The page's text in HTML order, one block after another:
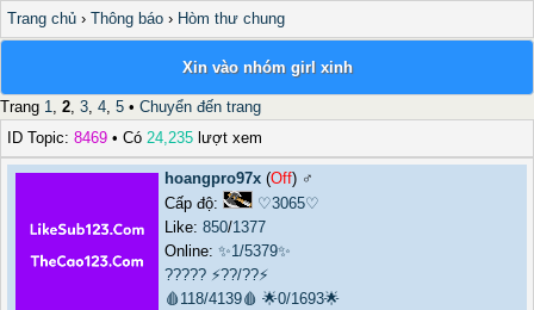
Trang chủ › Thông báo › Hòm thư chung
Xin vào nhóm girl xinh
Trang 1, 2, 3, 4, 5 • Chuyển đến trang
ID Topic: 8469 • Có 24,235 lượt xem
hoangpro97x (Off) ♂️
Cấp độ:
♡3065♡
Like: 850/1377
Online: ✨1/5379✨
????? ⚡??/??⚡
🩸118/4139🩸 🌟0/1693🌟